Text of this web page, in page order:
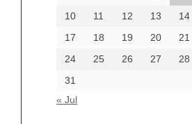
10
11 12 13 14
17
18 19 20 21
24
25 26 27 28
31
« Jul
Categories
beauty